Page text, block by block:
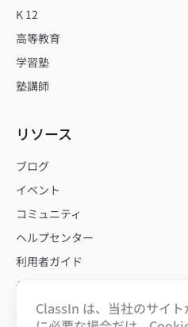
ClassIn は、当社のサイ
K 12
高等教育
学習塾
塾講師
リソース
ブログ
イベント
コミュニティ
ヘルプセンター
利用者ガイド
テンプレート